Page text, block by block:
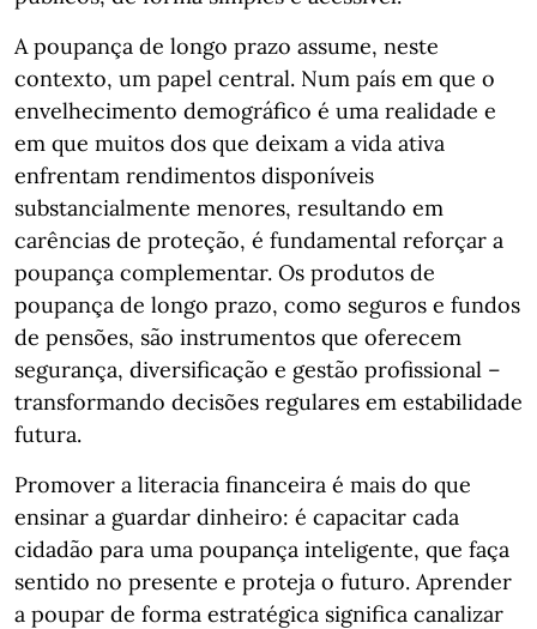
A poupança de longo prazo assume, neste
contexto, um papel central. Num país em que o
envelhecimento demográfico é uma realidade e
em que muitos dos que deixam a vida ativa
enfrentam rendimentos disponíveis
substancialmente menores, resultando em
carências de proteção, é fundamental reforçar a
poupança complementar. Os produtos de
poupança de longo prazo, como seguros e fundos
de pensões, são instrumentos que oferecem
segurança, diversificação e gestão profissional –
transformando decisões regulares em estabilidade
futura.
Promover a literacia financeira é mais do que
ensinar a guardar dinheiro: é capacitar cada
cidadão para uma poupança inteligente, que faça
sentido no presente e proteja o futuro. Aprender
a poupar de forma estratégica significa canalizar